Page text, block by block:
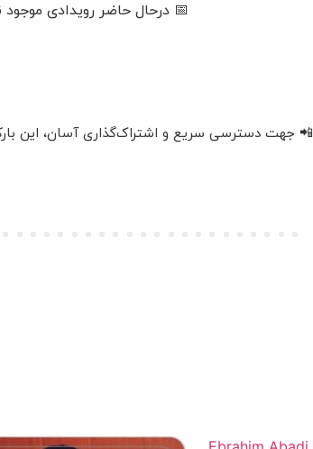
📅 درحال حاضر رویدادی موجود
📲 جهت دسترسی سریع و اشتراک‌گذاری آسان، این